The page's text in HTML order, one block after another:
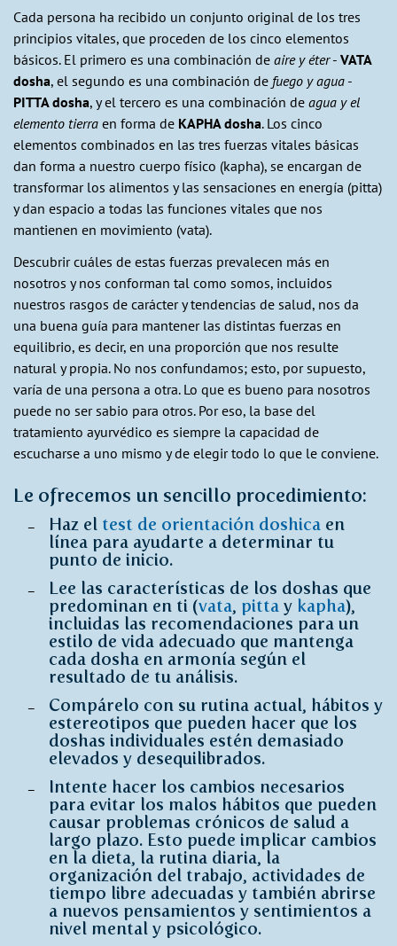
Cada persona ha recibido un conjunto original de los tres
principios vitales, que proceden de los cinco elementos
básicos. El primero es una combinación de aire y éter- VATA
dosha, el segundo es una combinación de fuego y agua -
PITTA dosha, y el tercero es una combinación de agua y el
elemento tierra en forma de KAPHA dosha. Los cinco
elementos combinados en las tres fuerzas vitales básicas
dan forma a nuestro cuerpo físico (kapha), se encargan de
transformar los alimentos y las sensaciones en energía (pitta)
y dan espacio a todas las funciones vitales que nos
mantienen en movimiento (vata).
Descubrir cuáles de estas fuerzas prevalecen más en
nosotros y nos conforman tal como somos, incluidos
nuestros rasgos de carácter y tendencias de salud, nos da
una buena guía para mantener las distintas fuerzas en
equilibrio, es decir, en una proporción que nos resulte
natural y propia. No nos confundamos; esto, por supuesto,
varía de una persona a otra. Lo que es bueno para nosotros
puede no ser sabio para otros. Por eso, la base del
tratamiento ayurvédico es siempre la capacidad de
escucharse a uno mismo y de elegir todo lo que le conviene.
Le ofrecemos un sencillo procedimiento:
Haz el test de orientación doshica en
línea para ayudarte a determinar tu
punto de inicio.
Lee las características de los doshas que
predominan en ti (vata, pitta y kapha),
incluidas las recomendaciones para un
estilo de vida adecuado que mantenga
cada dosha en armonía según el
resultado de tu análisis.
Compárelo con su rutina actual, hábitos y
estereotipos que pueden hacer que los
doshas individuales estén demasiado
elevados y desequilibrados.
Intente hacer los cambios necesarios
para evitar los malos hábitos que pueden
causar problemas crónicos de salud a
largo plazo. Esto puede implicar cambios
en la dieta, la rutina diaria, la
organización del trabajo, actividades de
tiempo libre adecuadas y también abrirse
a nuevos pensamientos y sentimientos a
nivel mental y psicológico.